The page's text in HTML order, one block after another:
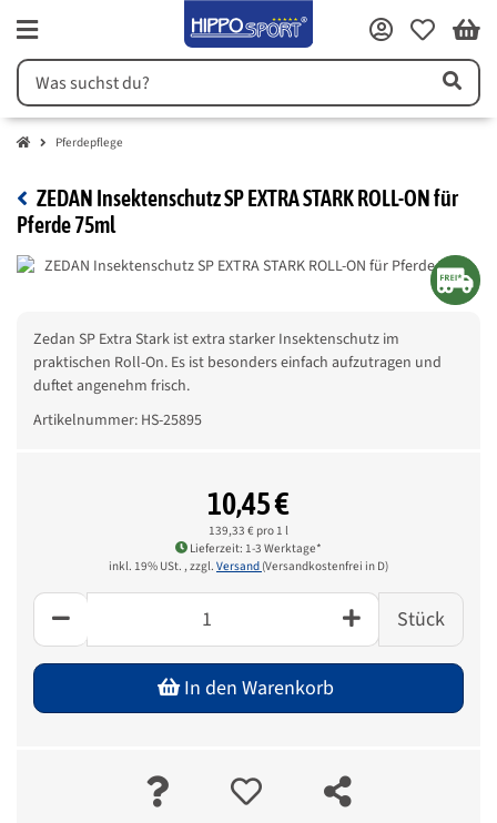
Pferdepflege
ZEDAN Insektenschutz SP EXTRA STARK ROLL-ON für
Pferde 75ml
Zedan SP Extra Stark ist extra starker Insektenschutz im
praktischen Roll-On. Es ist besonders einfach aufzutragen und
duftet angenehm frisch.
Artikelnummer: HS-25895
10,45 €
139,33 € pro 1 l
Lieferzeit: 1-3 Werktage*
inkl. 19% USt. , zzgl. Versand (Versandkostenfrei in D)
Stück
In den Warenkorb